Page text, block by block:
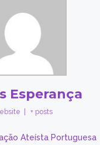
Esperança
+ posts
Ateísta Portuguesa